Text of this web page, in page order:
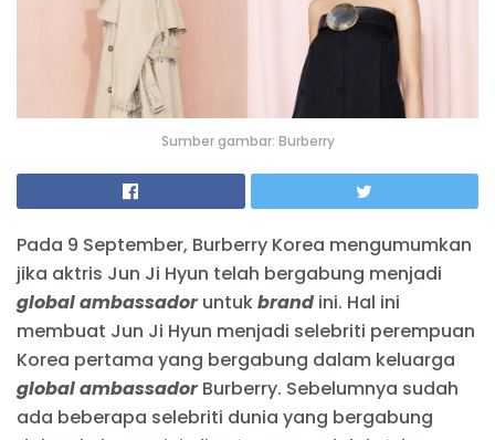
Sumber gambar: Burberry
Pada 9 September, Burberry Korea mengumumkan
jika aktris Jun Ji Hyun telah bergabung menjadi
global ambassadoruntukbrand ini. Hal ini
membuat Jun Ji Hyun menjadi selebriti perempuan
Korea pertama yang bergabung dalam keluarga
global ambassadorBurberry. Sebelumnya sudah
ada beberapa selebriti dunia yang bergabung